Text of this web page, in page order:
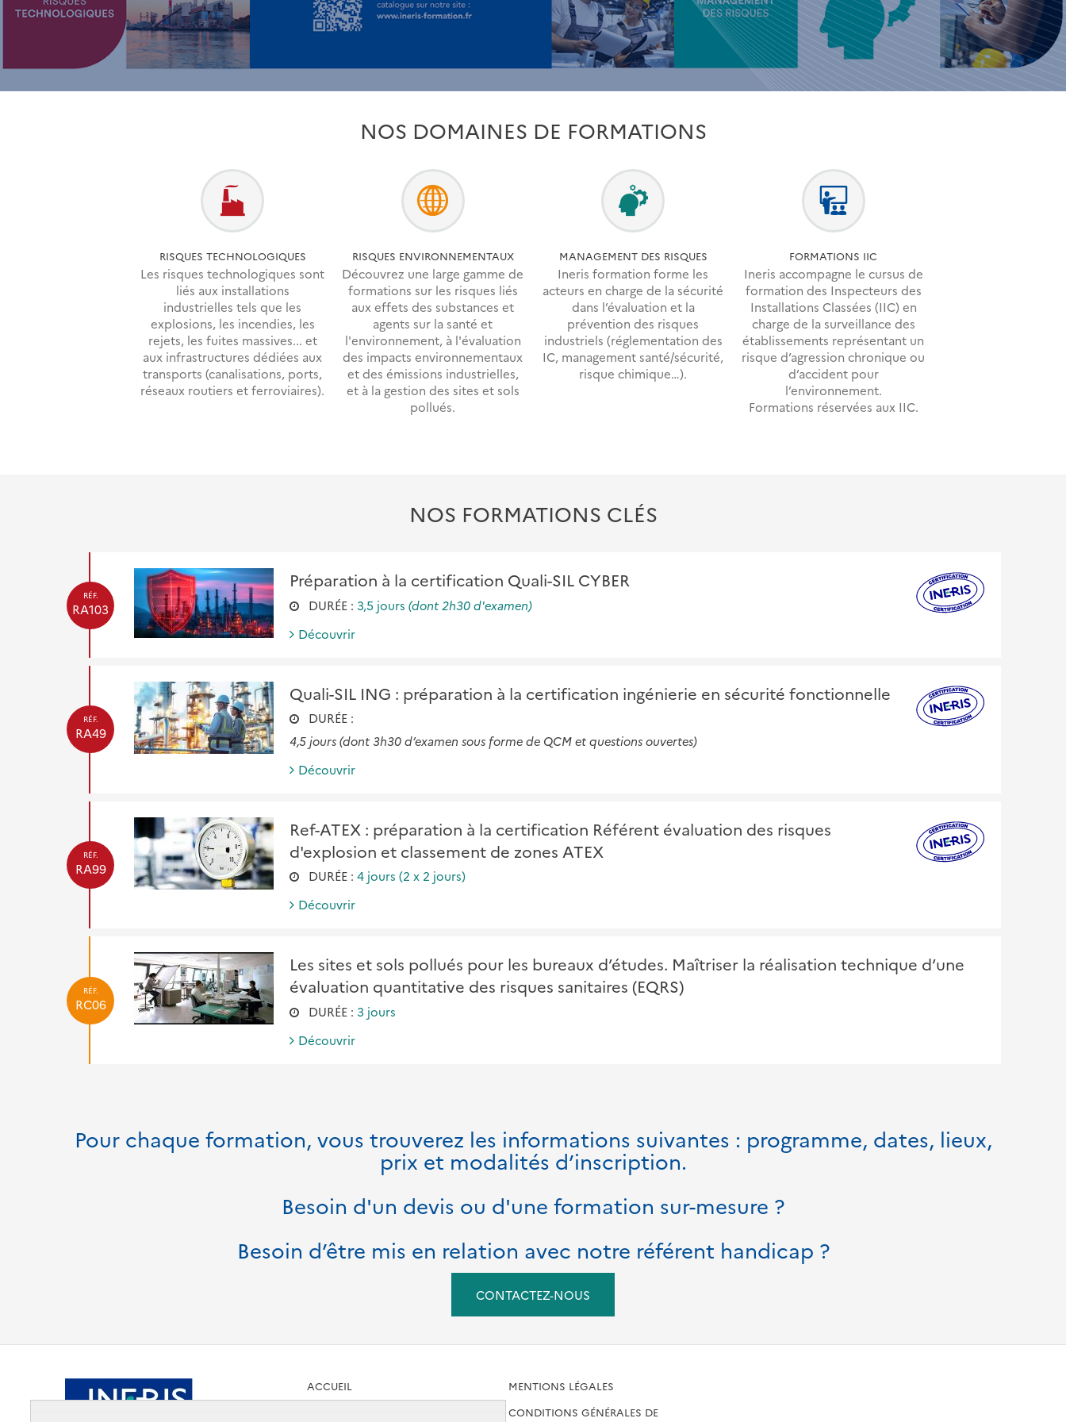
NOS DOMAINES DE FORMATIONS
RISQUES TECHNOLOGIQUES
Les risques technologiques sont
liés aux installations
industrielles tels que les
explosions, les incendies, les
rejets, les fuites massives... et
aux infrastructures dédiées aux
transports (canalisations, ports,
réseaux routiers et ferroviaires).
RISQUES ENVIRONNEMENTAUX
Découvrez une large gamme de
formations sur les risques liés
aux effets des substances et
agents sur la santé et
l'environnement, à l'évaluation
des impacts environnementaux
et des émissions industrielles,
et à la gestion des sites et sols
pollués.
MANAGEMENT DES RISQUES
Ineris formation forme les
acteurs en charge de la sécurité
dans l’évaluation et la
prévention des risques
industriels (réglementation des
IC, management santé/sécurité,
risque chimique…).
FORMATIONS IIC
Ineris accompagne le cursus de
formation des Inspecteurs des
Installations Classées (IIC) en
charge de la surveillance des
établissements représentant un
risque d’agression chronique ou
d’accident pour
l’environnement.
Formations réservées aux IIC.
NOS FORMATIONS CLÉS
RÉF.
RA103
Préparation à la certification Quali-SIL CYBER
DURÉE : 3,5 jours (dont 2h30 d'examen)
Découvrir
RÉF.
RA49
Quali-SIL ING : préparation à la certification ingénierie en sécurité fonctionnelle
DURÉE :
4,5 jours(dont 3h30 d’examen sous forme de QCM et questions ouvertes)
Découvrir
RÉF.
RA99
Ref-ATEX : préparation à la certification Référent évaluation des risques
d'explosion et classement de zones ATEX
DURÉE : 4 jours (2 x 2 jours)
Découvrir
RÉF.
RC06
Les sites et sols pollués pour les bureaux d’études. Maîtriser la réalisation technique d’une
évaluation quantitative des risques sanitaires (EQRS)
DURÉE : 3 jours
Découvrir
Pour chaque formation, vous trouverez les informations suivantes : programme, dates, lieux,
prix et modalités d’inscription.
Besoin d'un devis ou d'une formation sur-mesure ?
Besoin d’être mis en relation avec notre référent handicap ?
CONTACTEZ-NOUS
ACCUEIL
MENTIONS LÉGALES
CONDITIONS GÉNÉRALES DE